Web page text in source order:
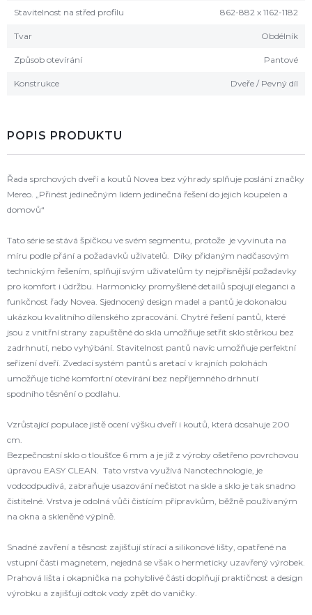
Stavitelnost na střed profilu 862-882 x 1162-1182
Tvar Obdélník
Způsob otevírání Pantové
Konstrukce Dveře / Pevný díl
POPIS PRODUKTU
Řada sprchových dveří a koutů Novea bez výhrady splňuje poslání značky
Mereo. „Přinést jedinečným lidem jedinečná řešení do jejich koupelen a
domovů“
Tato série se stává špičkou ve svém segmentu, protože je vyvinuta na
míru podle přání a požadavků uživatelů. Díky přidaným nadčasovým
technickým řešením, splňují svým uživatelům ty nejpřísnější požadavky
pro komfort i údržbu. Harmonicky promyšlené detailů spojují eleganci a
funkčnost řady Novea. Sjednocený design madel a pantů je dokonalou
ukázkou kvalitního dílenského zpracování. Chytré řešení pantů, které
jsou z vnitřní strany zapuštěné do skla umožňuje setřít sklo stěrkou bez
zadrhnutí, nebo vyhýbání. Stavitelnost pantů navíc umožňuje perfektní
seřízení dveří. Zvedací systém pantů s aretací v krajních polohách
umožňuje tiché komfortní otevírání bez nepříjemného drhnutí
spodního těsnění o podlahu.
Vzrůstající populace jistě ocení výšku dveří i koutů, která dosahuje 200
cm.
Bezpečnostní sklo o tloušťce 6 mm a je již z výroby ošetřeno povrchovou
úpravou EASY CLEAN. Tato vrstva využívá Nanotechnologie, je
vodoodpudivá, zabraňuje usazování nečistot na skle a sklo je tak snadno
čistitelné. Vrstva je odolná vůči čistícím přípravkům, běžně používaným
na okna a skleněné výplně.
Snadné zavření a těsnost zajišťují stírací a silikonové lišty, opatřené na
vstupní části magnetem, nejedná se však o hermeticky uzavřený výrobek.
Prahová lišta i okapnička na pohyblivé části doplňují praktičnost a design
výrobku a zajišťují odtok vody zpět do vaničky.